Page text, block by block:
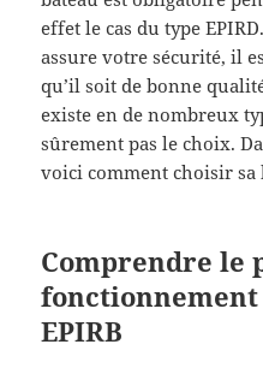
effet le cas du type
assure votre sécurité, il
qu’il soit de bonne
existe en de nombreux
sûrement pas le choix.
voici comment choisir sa
Comprendre le
fonctionnement
EPIRB